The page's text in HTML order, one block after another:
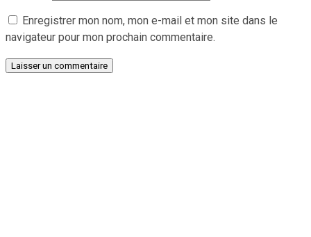
Enregistrer mon nom, mon e-mail et mon site dans le
navigateur pour mon prochain commentaire.